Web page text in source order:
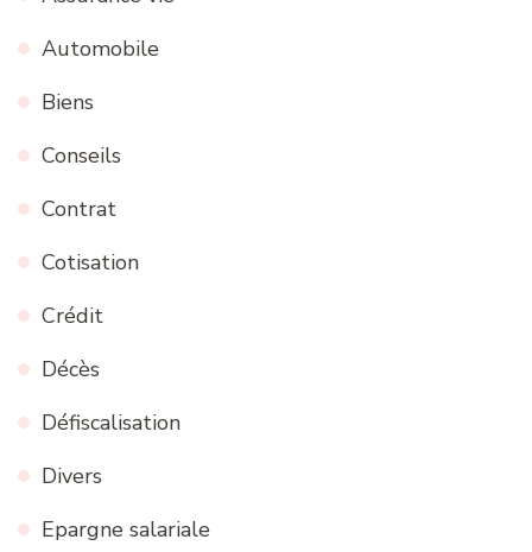
Automobile
Biens
Conseils
Contrat
Cotisation
Crédit
Décès
Défiscalisation
Divers
Epargne salariale